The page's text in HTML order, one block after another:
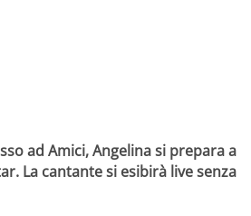
ad Amici, Angelina si prepara a
La cantante si esibirà live senza